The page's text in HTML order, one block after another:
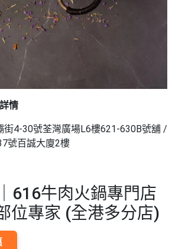
情
街4-30號荃灣廣場L6樓621-630B號舖 /
號百誠大廈2樓
616牛肉火鍋專門店
位專家 (全港多分店)